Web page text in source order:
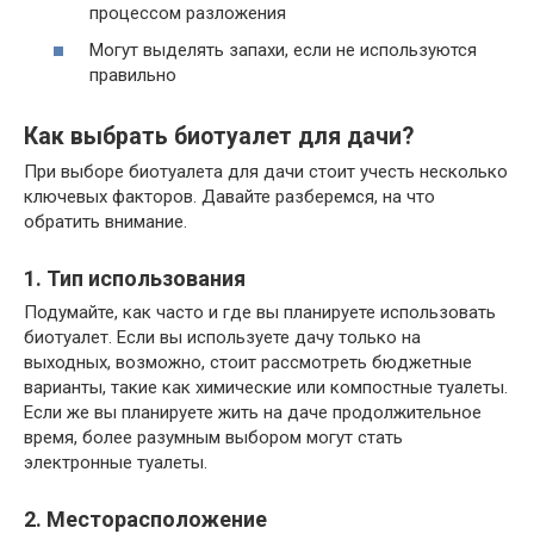
процессом разложения
Могут выделять запахи, если не используются
правильно
Как выбрать биотуалет для дачи?
При выборе биотуалета для дачи стоит учесть несколько
ключевых факторов. Давайте разберемся, на что
обратить внимание.
1. Тип использования
Подумайте, как часто и где вы планируете использовать
биотуалет. Если вы используете дачу только на
выходных, возможно, стоит рассмотреть бюджетные
варианты, такие как химические или компостные туалеты.
Если же вы планируете жить на даче продолжительное
время, более разумным выбором могут стать
электронные туалеты.
2. Месторасположение